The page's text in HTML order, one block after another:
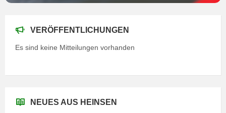
VERÖFFENTLICHUNGEN
Es sind keine Mitteilungen vorhanden
NEUES AUS HEINSEN